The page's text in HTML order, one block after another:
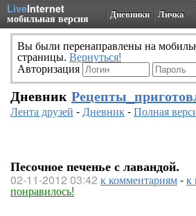
LiveInternet
мобильная версия Дневники Личка
Вы были перенаправлены на
страницы. Вернуться!
Авторизация
Дневник
Лента друзей -Дневник-Полная
Песочное печенье с лавандой.
02-11-2012 03:42 к комментариям-к
понравилось!